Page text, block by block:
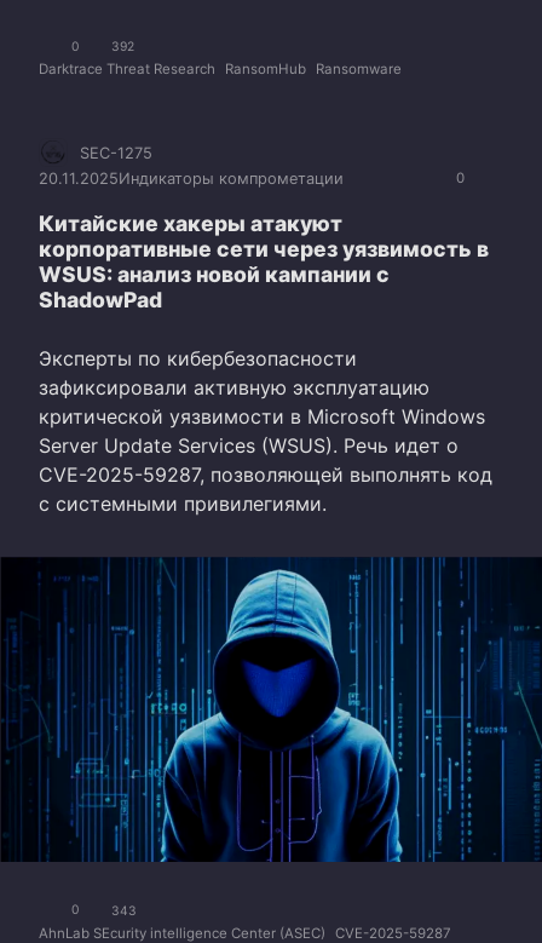
0 392
Darktrace Threat Research RansomHub Ransomware
0
SEC-1275
20.11.2025Индикаторы компрометации
Китайские хакеры атакуют
корпоративные сети через уязвимость в
WSUS: анализ новой кампании с
ShadowPad
Эксперты по кибербезопасности
зафиксировали активную эксплуатацию
критической уязвимости в Microsoft Windows
Server Update Services (WSUS). Речь идет о
CVE-2025-59287, позволяющей выполнять код
с системными привилегиями.
0 343
AhnLab SEcurity intelligence Center (ASEC)
CVE-2025-59287